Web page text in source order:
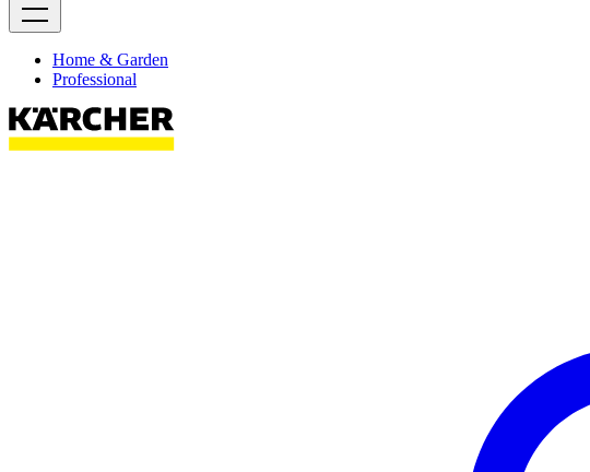
Home & Garden
Professional